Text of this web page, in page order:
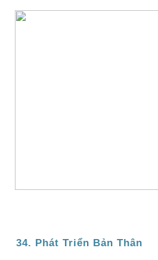
34. Phát Triển Bản Thân